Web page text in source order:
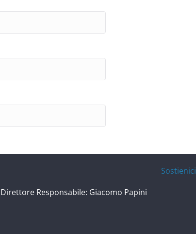
Sostienici
Responsabile: Giacomo Papini